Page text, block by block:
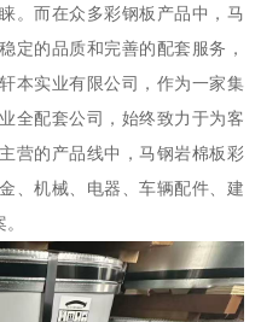
。而在众多彩钢板产品中，马
定的品质和完善的配套服务，
本实业有限公司，作为一家集
全配套公司，始终致力于为客
营的产品线中，马钢岩棉板彩
、机械、电器、车辆配件、建